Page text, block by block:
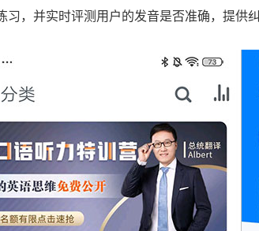
，并实时评测用户的发音是否准确，提供